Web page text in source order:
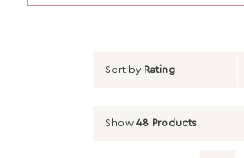
Sort by Rating
Show 48 Products